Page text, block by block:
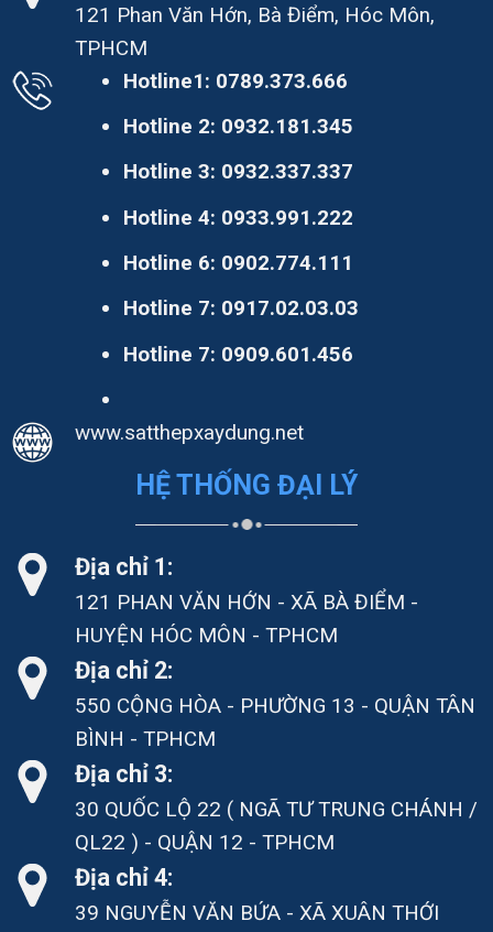
121 Phan Văn Hớn, Bà Điểm, Hóc Môn,
TPHCM
Hotline1: 0789.373.666
Hotline 2: 0932.181.345
Hotline 3: 0932.337.337
Hotline 4: 0933.991.222
Hotline 6: 0902.774.111
Hotline 7: 0917.02.03.03
Hotline 7: 0909.601.456
www.satthepxaydung.net
HỆ THỐNG ĐẠI LÝ
Địa chỉ 1:
121 PHAN VĂN HỚN - XÃ BÀ ĐIỂM -
HUYỆN HÓC MÔN - TPHCM
Địa chỉ 2:
550 CỘNG HÒA - PHƯỜNG 13 - QUẬN TÂN
BÌNH - TPHCM
Địa chỉ 3:
30 QUỐC LỘ 22 ( NGÃ TƯ TRUNG CHÁNH /
QL22 ) - QUẬN 12 - TPHCM
Địa chỉ 4:
39 NGUYỄN VĂN BỨA - XÃ XUÂN THỚI